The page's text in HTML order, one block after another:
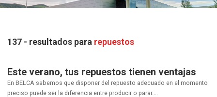
137 - resultados para repuestos
Este verano, tus repuestos tienen ventajas
En BELCA sabemos que disponer del repuesto adecuado en el momento
preciso puede ser la diferencia entre producir o parar....